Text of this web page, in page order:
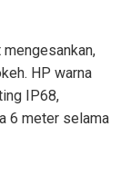
HP warna
IP68,
6 meter selama